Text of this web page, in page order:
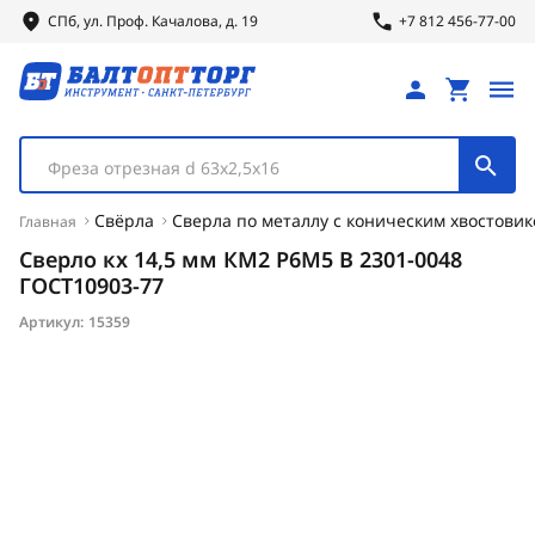
СПб, ул. Проф. Качалова, д. 19 +7 812 456-77-00
Фреза отрезная d 63х2,5х16
Главная Свёрла Сверла по металлу с коническим
Сверло кх 14,5 мм КМ2 Р6М5 В 2301-0048
ГОСТ10903-77
Артикул: 15359